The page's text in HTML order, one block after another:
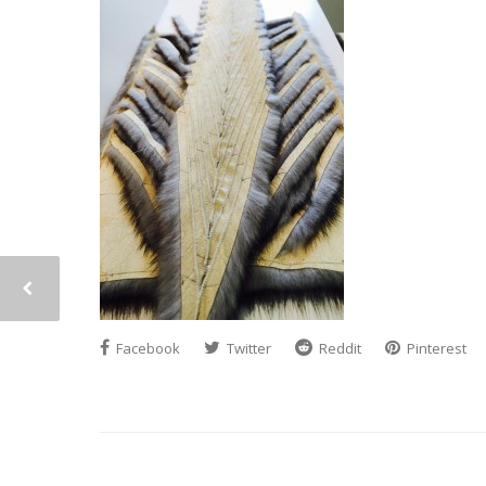
Facebook Twitter Reddit Pinterest